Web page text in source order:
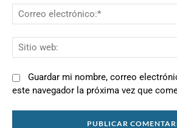
Guardar mi nombre, correo
este navegador la próxima vez que